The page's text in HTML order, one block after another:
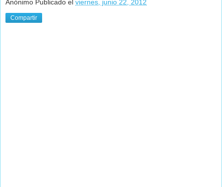
Anónimo Publicado el viernes, junio 22, 2012
Compartir